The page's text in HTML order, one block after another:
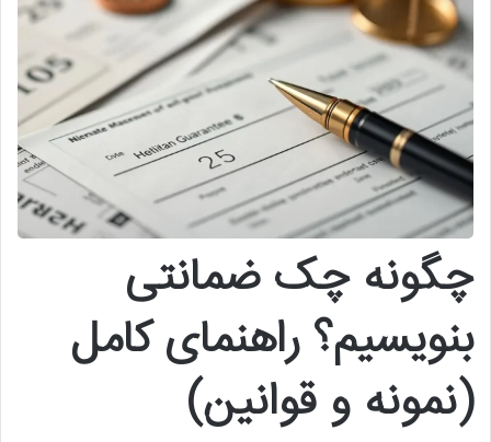
چگونه چک ضمانتی
بنویسیم؟ راهنمای کامل
(نمونه و قوانین)